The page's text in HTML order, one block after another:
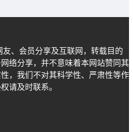
友、会员分享及互联网，转载目的
络分享，并不意味着本网站赞同其
，我们不对其科学性、严肃性等作
请及时联系。